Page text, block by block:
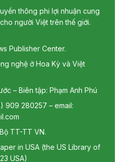
thông phi lợi nhuận cung
người Việt trên thế giới.
Publisher Center.
nghệ ở Hoa Kỳ và Việt
– Biên tập: Phạm Anh Phú
909 280257 – email:
TT-TT VN.
in USA (the US Library of
USA)